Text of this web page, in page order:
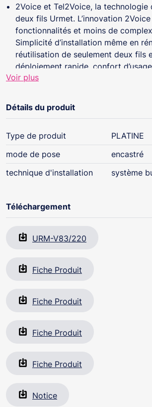
2Voice et Tel2Voice, la technologie
deux fils Urmet. L’innovation 2Voice
fonctionnalités et moins de
Simplicité d’installation même en
réutilisation de seulement deux fils
déploiement rapide, confort
résidents, installation simplifiée
de plaques de rue 2Voice, le
d’interphones hybrides Tel2Voice
l’appel de l’interphone sur le
smartphone et/ou le poste audio et/
moniteur._x000D_ Pour les
offrent une compatibilité complète
logement : scénario de vie, contrôle
de l’alarme...
Voir plus
Détails du produit
Type de produit
PLATINE
mode de pose
encastré
technique d'installation
système
Téléchargement
URM-V83/220
Fiche Produit
Fiche Produit
Fiche Produit
Fiche Produit
Notice